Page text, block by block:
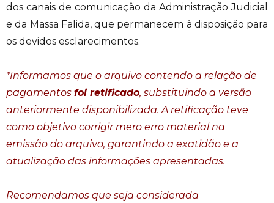
dos canais de comunicação da Administração Judicial
e da Massa Falida, que permanecem à disposição para
os devidos esclarecimentos.
*Informamos que o arquivo contendo a relação de
pagamentos foi retificado, substituindo a versão
anteriormente disponibilizada. A retificação teve
como objetivo corrigir mero erro material na
emissão do arquivo, garantindo a exatidão e a
atualização das informações apresentadas.
Recomendamos que seja considerada